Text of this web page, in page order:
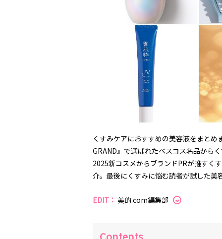
くすみケアにおすすめの美容液をまと
GRAND』で選ばれたベスコス名品から
2025新コスメからブランドPRが推すく
介。最後にくすみに悩む読者が試した美
EDIT： 美的.com編集部